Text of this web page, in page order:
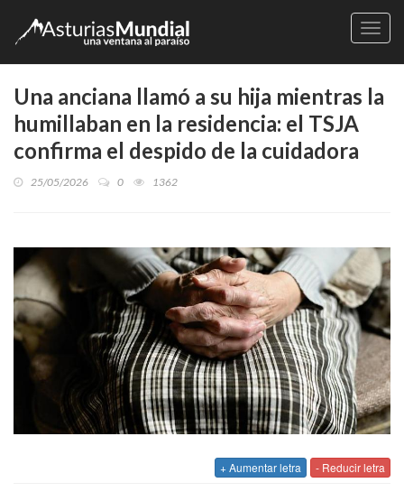
Una anciana llamó a su hija mientras la
humillaban en la residencia: el TSJA
confirma el despido de la cuidadora
25/05/2026 0 1362
+ Aumentar letra - Reducir letra